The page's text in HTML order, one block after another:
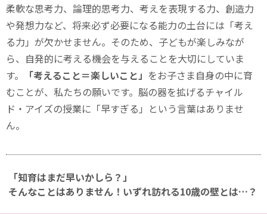
柔軟な思考力、論理的思考力、考えを表現する力、創造力
や発想力など、将来必ず必要になる能力の土台には「考え
る力」が欠かせません。そのため、子どもが楽しみなが
ら、自発的に考える機会を与えることを大切にしていま
す。
「考えること＝楽しいこと」 をお子さま自身の中に育
むことが、私たちの願いです。脳の器を拡げるチャイル
ド・アイズの授業に「早すぎる」という言葉はありませ
ん。
「知育はまだ早いかしら？」
そんなことはありません！ いずれ訪れる10歳の壁とは…？